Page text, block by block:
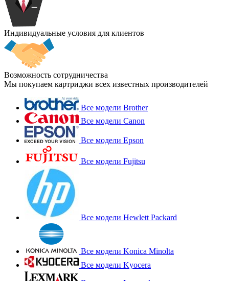
Индивидуальные условия для клиентов
Возможность сотрудничества
Мы покупаем картриджи всех известных производителей
Все модели Brother
Все модели Canon
Все модели Epson
Все модели Fujitsu
Все модели Hewlett Packard
Все модели Konica Minolta
Все модели Kyocera